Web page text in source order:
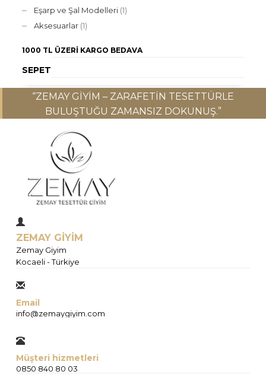
Eşarp ve Şal Modelleri (1)
Aksesuarlar (1)
1000 TL ÜZERI KARGO BEDAVA
SEPET
“ZEMAY GIYIM – ZARAFETIN TESETTÜRLE
BULUŞTUĞU ZAMANSIZ DOKUNUŞ.”
ZEMAY GİYİM
Zemay Giyim
Kocaeli - Türkiye
Email
info@zemaygiyim.com
Müşteri hizmetleri
0850 840 80 03